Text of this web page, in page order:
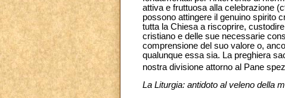
attiva e fruttuosa alla celebrazione
possono attingere il genuino spirito
tutta la Chiesa a riscoprire,
cristiano e delle sue necessarie
comprensione del suo valore o,
qualunque essa sia. La preghiera
nostra divisione attorno al Pane
La Liturgia: antidoto al veleno della